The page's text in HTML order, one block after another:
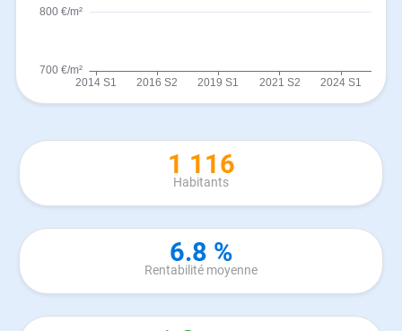
1 116
Habitants
6.8 %
Rentabilité moyenne